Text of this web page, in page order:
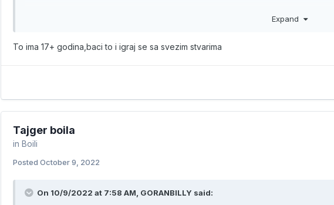
Expand
To ima 17+ godina,baci to i igraj se sa svezim stvarima
Tajger boila
in Boili
Posted October 9, 2022
On 10/9/2022 at 7:58 AM, GORANBILLY said: